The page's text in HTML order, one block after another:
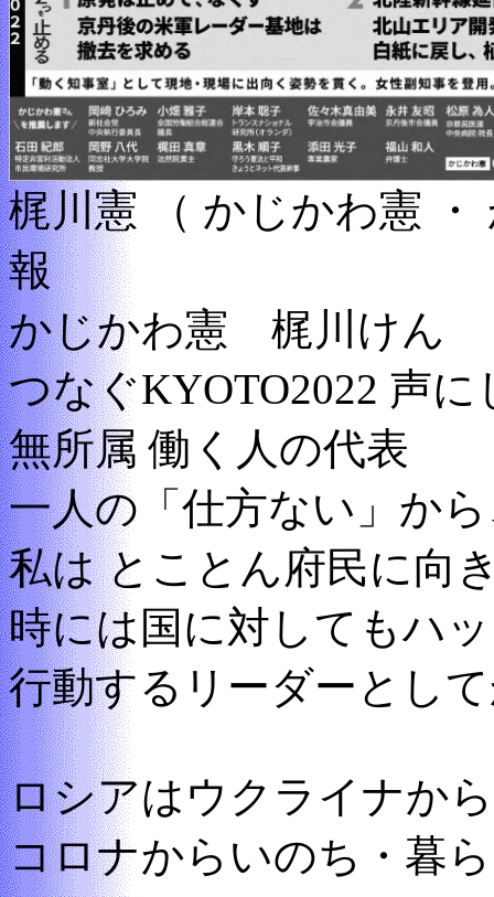
梶川憲 （ かじかわ憲
報
かじかわ憲 梶川けん
つなぐKYOTO2022 声
無所属 働く人の代表
一人の「仕方ない」か
私は とことん府民に向
時には国に対してもハ
行動するリーダーとし
ロシアはウクライナか
コロナからいのち・暮